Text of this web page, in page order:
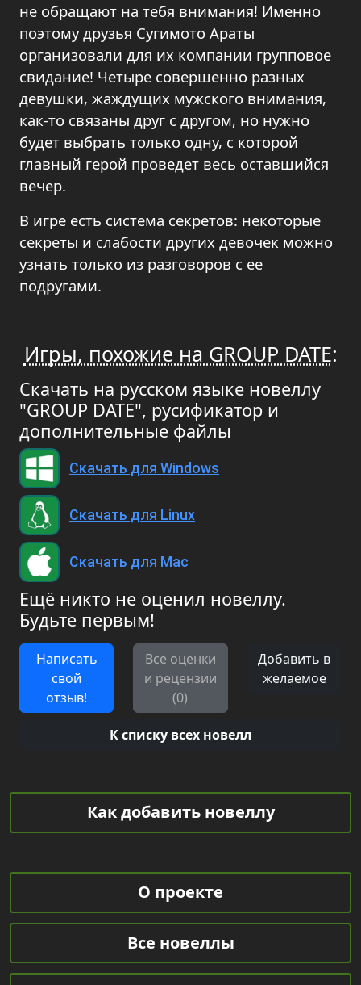
не обращают на тебя внимания! Именно
поэтому друзья Сугимото Араты
организовали для их компании групповое
свидание! Четыре совершенно разных
девушки, жаждущих мужского внимания,
как-то связаны друг с другом, но нужно
будет выбрать только одну, с которой
главный герой проведет весь оставшийся
вечер.
В игре есть система секретов: некоторые
секреты и слабости других девочек можно
узнать только из разговоров с ее
подругами.
Игры, похожие на GROUP DATE:
Скачать на русском языке новеллу
"GROUP DATE", русификатор и
дополнительные файлы
Скачать для Windows
Скачать для Linux
Скачать для Mac
Ещё никто не оценил новеллу.
Будьте первым!
Написать
свой
отзыв!
Все оценки
и рецензии
(0)
Добавить в
желаемое
К списку всех новелл
Как добавить новеллу
О проекте
Все новеллы